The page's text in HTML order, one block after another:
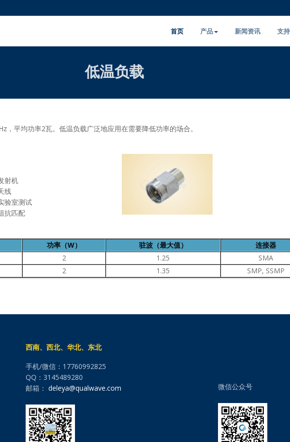
首页 产品 新闻资讯 支
低温负载
平均功率2瓦。低温负载广泛地应用在需要降低功率的场合。
射机
线
验室测试
抗匹配
功率（W） 驻波（最大值） 连接器
2 1.25 SMA
2 1.35 SMP, SSMP
西南、西北、华北、东北
手机/微信：17760992825
QQ：3145489280
邮箱： deleya@qualwave.com 微信公众号